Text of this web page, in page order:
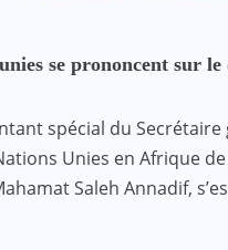
se prononcent sur le
spécial du
Unies en Afrique de
Saleh Annadif,